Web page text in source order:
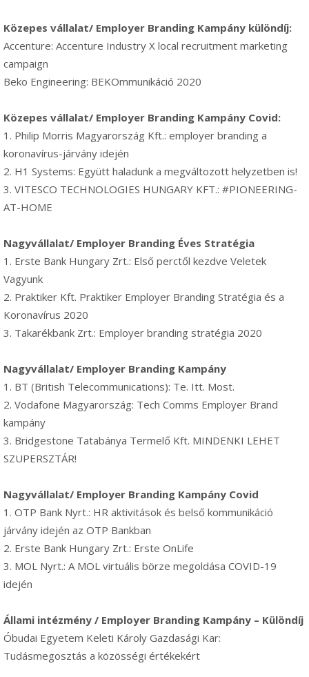
Közepes vállalat/ Employer Branding Kampány különdíj:
Accenture: Accenture Industry X local recruitment marketing
campaign
Beko Engineering: BEKOmmunikáció 2020
Közepes vállalat/ Employer Branding Kampány Covid:
1. Philip Morris Magyarország Kft.: employer branding a
koronavírus-járvány idején
2. H1 Systems: Együtt haladunk a megváltozott helyzetben is!
3. VITESCO TECHNOLOGIES HUNGARY KFT.: #PIONEERING-
AT-HOME
Nagyvállalat/ Employer Branding Éves Stratégia
1. Erste Bank Hungary Zrt.: Első perctől kezdve Veletek
Vagyunk
2. Praktiker Kft. Praktiker Employer Branding Stratégia és a
Koronavírus 2020
3. Takarékbank Zrt.: Employer branding stratégia 2020
Nagyvállalat/ Employer Branding Kampány
1. BT (British Telecommunications): Te. Itt. Most.
2. Vodafone Magyarország: Tech Comms Employer Brand
kampány
3. Bridgestone Tatabánya Termelő Kft. MINDENKI LEHET
SZUPERSZTÁR!
Nagyvállalat/ Employer Branding Kampány Covid
1. OTP Bank Nyrt.: HR aktivitások és belső kommunikáció
járvány idején az OTP Bankban
2. Erste Bank Hungary Zrt.: Erste OnLife
3. MOL Nyrt.: A MOL virtuális börze megoldása COVID-19
idején
Állami intézmény / Employer Branding Kampány – Különdíj
Óbudai Egyetem Keleti Károly Gazdasági Kar:
Tudásmegosztás a közösségi értékekért